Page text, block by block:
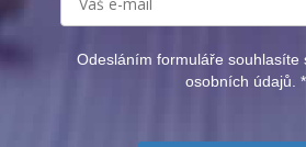
Odesláním formuláře souhlasíte
osobních údajů. *